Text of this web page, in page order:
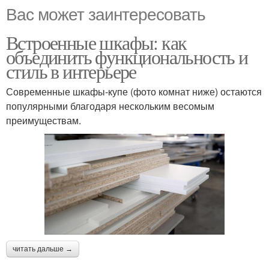
Вас может заинтересовать
Встроенные шкафы: как
объединить функциональность и
стиль в интерьере
Современные шкафы-купе (фото комнат ниже) остаются
популярными благодаря нескольким весомым
преимуществам.
читать дальше →